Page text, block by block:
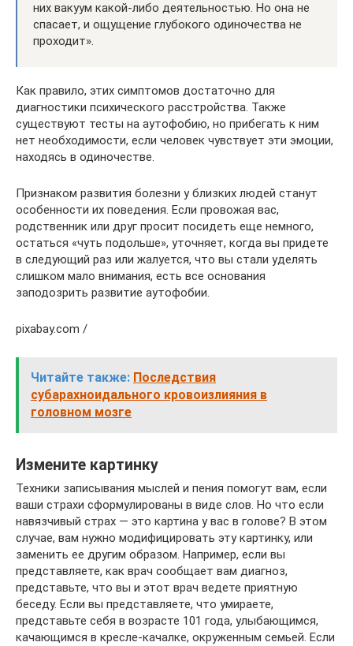
них вакуум какой-либо деятельностью. Но она не
спасает, и ощущение глубокого одиночества не
проходит».
Как правило, этих симптомов достаточно для
диагностики психического расстройства. Также
существуют тесты на аутофобию, но прибегать к ним
нет необходимости, если человек чувствует эти эмоции,
находясь в одиночестве.
Признаком развития болезни у близких людей станут
особенности их поведения. Если провожая вас,
родственник или друг просит посидеть еще немного,
остаться «чуть подольше», уточняет, когда вы придете
в следующий раз или жалуется, что вы стали уделять
слишком мало внимания, есть все основания
заподозрить развитие аутофобии.
pixabay.com /
Читайте также: Последствия
субарахноидального кровоизлияния в
головном мозге
Измените картинку
Техники записывания мыслей и пения помогут вам, если
ваши страхи сформулированы в виде слов. Но что если
навязчивый страх — это картина у вас в голове? В этом
случае, вам нужно модифицировать эту картинку, или
заменить ее другим образом. Например, если вы
представляете, как врач сообщает вам диагноз,
представьте, что вы и этот врач ведете приятную
беседу. Если вы представляете, что умираете,
представьте себя в возрасте 101 года, улыбающимся,
качающимся в кресле-качалке, окруженным семьей. Если